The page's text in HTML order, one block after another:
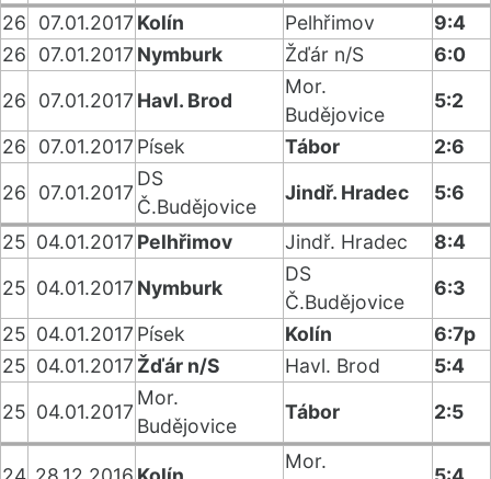
26
07.01.2017 Kolín Pelhřimov
9:4
26
07.01.2017 Nymburk Žďár n/S
6:0
26
07.01.2017 Havl. Brod
Mor.
Budějovice
5:2
26
07.01.2017 Písek Tábor
2:6
26
07.01.2017
DS
Č.Budějovice
Jindř. Hradec 5:6
25 04.01.2017 Pelhřimov Jindř. Hradec
8:4
25 04.01.2017 Nymburk
DS
Č.Budějovice
6:3
25 04.01.2017 Písek Kolín
6:7p
25 04.01.2017 Žďár n/S Havl. Brod
5:4
25 04.01.2017
Mor.
Budějovice
Tábor 2:5
Mor.